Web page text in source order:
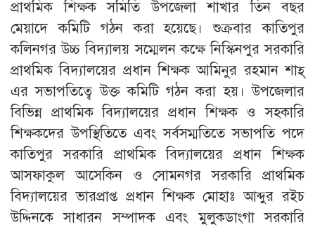
প্রাথমিক শিক্ষক সমিতি উপজেলা শাখার তিন বছর
মেয়াদে কমিটি গঠন করা হয়েছে। শুক্রবার কাতিপুর
কলিনগর উচ্চ বিদ্যালয় সম্মেলন কক্ষে নিস্কিনপুর সরকারি
প্রাথমিক বিদ্যালয়ের প্রধান শিক্ষক আমিনুর রহমান শাহ্
এর সভাপতিত্বে উক্ত কমিটি গঠন করা হয়। উপজেলার
বিভিন্ন প্রাথমিক বিদ্যালয়ের প্রধান শিক্ষক ও সহকারি
শিক্ষকদের উপস্থিতিতে এবং সর্বসম্মতিতে সভাপতি পদে
কাতিপুর সরকারি প্রাথমিক বিদ্যালয়ের প্রধান শিক্ষক
আসফাকুল আসেকিন ও সোমনগর সরকারি প্রাথমিক
বিদ্যালয়ের ভারপ্রাপ্ত প্রধান শিক্ষক মোহাঃ আব্দুর রইচ
উদ্দিনকে সাধারন সম্পাদক এবং মুলুকডাংগা সরকারি